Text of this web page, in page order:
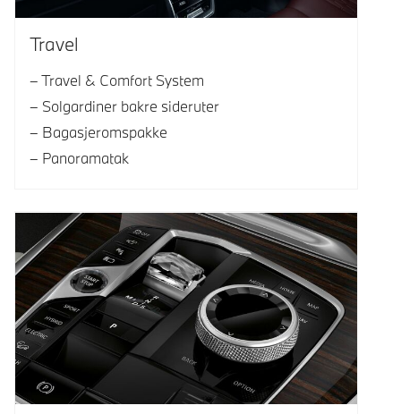
Travel
Travel & Comfort System
Solgardiner bakre sideruter
Bagasjeromspakke
Panoramatak